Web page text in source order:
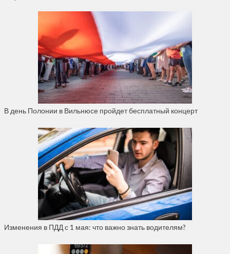
В день Полонии в Вильнюсе пройдет бесплатный концерт
Изменения в ПДД с 1 мая: что важно знать водителям?